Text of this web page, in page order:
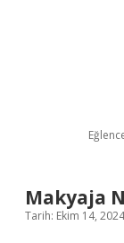
Makyaja
Tarih: Ekim 14, 2024